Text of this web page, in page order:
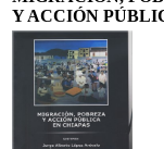
Y ACCIÓN